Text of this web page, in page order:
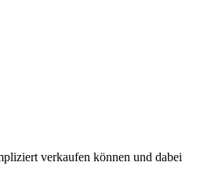
verkaufen können und dabei